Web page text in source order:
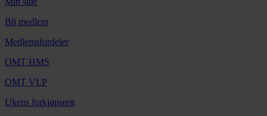
Bli medlem
Medlemsfordeler
OMT HMS
OMT VLP
Ukens forkjøpsrett